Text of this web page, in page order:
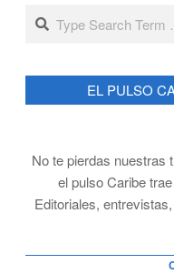
Search
EL PULSO
No te pierdas nuestras
el pulso Caribe
Editoriales,